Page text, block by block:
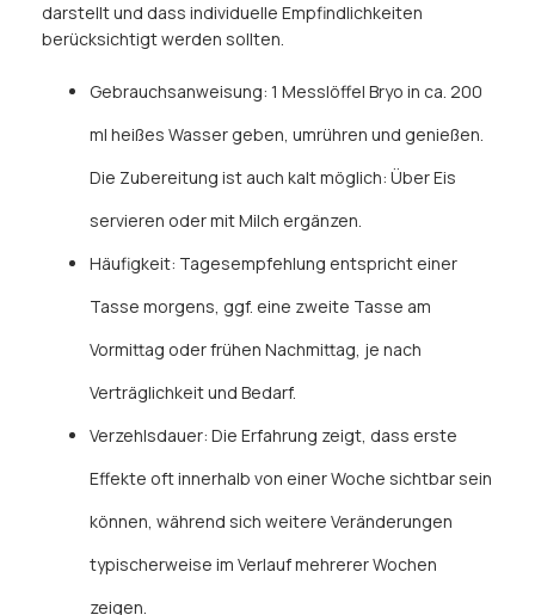
darstellt und dass individuelle Empfindlichkeiten
berücksichtigt werden sollten.
Gebrauchsanweisung: 1 Messlöffel Bryo in ca. 200
ml heißes Wasser geben, umrühren und genießen.
Die Zubereitung ist auch kalt möglich: Über Eis
servieren oder mit Milch ergänzen.
Häufigkeit: Tagesempfehlung entspricht einer
Tasse morgens, ggf. eine zweite Tasse am
Vormittag oder frühen Nachmittag, je nach
Verträglichkeit und Bedarf.
Verzehlsdauer: Die Erfahrung zeigt, dass erste
Effekte oft innerhalb von einer Woche sichtbar sein
können, während sich weitere Veränderungen
typischerweise im Verlauf mehrerer Wochen
zeigen.